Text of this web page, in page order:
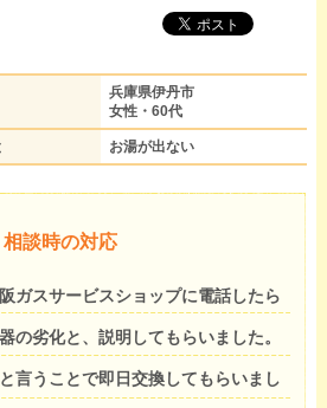
兵庫県伊丹市
女性・60代
お湯が出ない
談時の対応
ガスサービスショップに電話したら
の劣化と、説明してもらいました。
言うことで即日交換してもらいまし